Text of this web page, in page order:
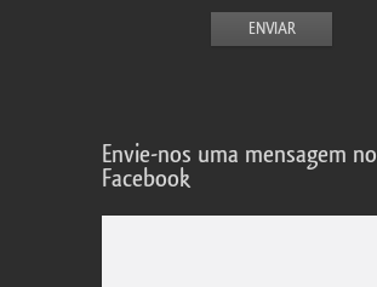
Envie-nos uma mensagem no
Facebook